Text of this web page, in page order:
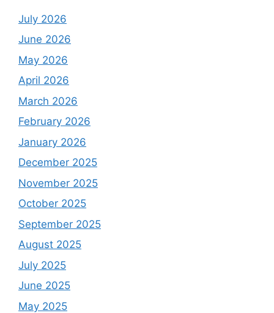
July 2026
June 2026
May 2026
April 2026
March 2026
February 2026
January 2026
December 2025
November 2025
October 2025
September 2025
August 2025
July 2025
June 2025
May 2025